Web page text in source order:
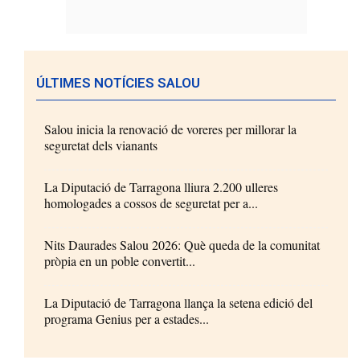
ÚLTIMES NOTÍCIES SALOU
Salou inicia la renovació de voreres per millorar la
seguretat dels vianants
La Diputació de Tarragona lliura 2.200 ulleres
homologades a cossos de seguretat per a...
Nits Daurades Salou 2026: Què queda de la comunitat
pròpia en un poble convertit...
La Diputació de Tarragona llança la setena edició del
programa Genius per a estades...